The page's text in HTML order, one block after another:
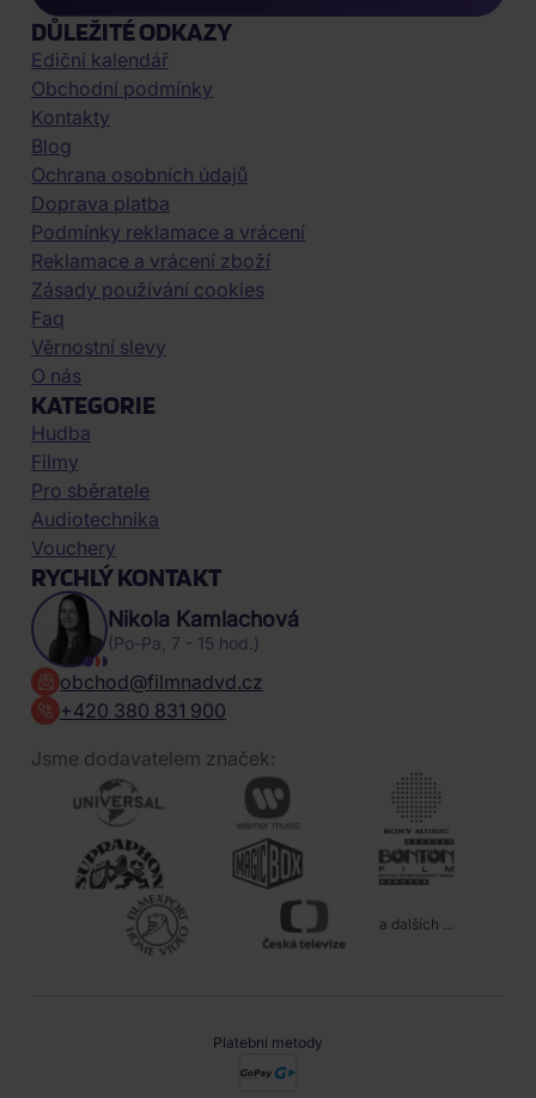
DŮLEŽITÉ ODKAZY
Ediční kalendář
Obchodní podmínky
Kontakty
Blog
Ochrana osobních údajů
Doprava platba
Podmínky reklamace a vrácení
Reklamace a vrácení zboží
Zásady používání cookies
Faq
Věrnostní slevy
O nás
KATEGORIE
Hudba
Filmy
Pro sběratele
Audiotechnika
Vouchery
RYCHLÝ KONTAKT
Nikola Kamlachová
(Po-Pa, 7 - 15 hod.)
obchod@filmnadvd.cz
+420 380 831 900
Jsme dodavatelem značek:
a dalších ...
Platební metody